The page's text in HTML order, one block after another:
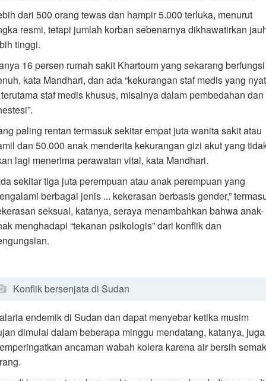
dari 500 orang tewas dan hampir 5.000 terluka, menurut
resmi, tetapi jumlah korban sebenarnya dikhawatirkan
tinggi.
16 persen rumah sakit Khartoum yang sekarang berfungsi
kata Mandhari, dan ada “kekurangan staf medis yang
staf medis khusus, misalnya dalam pembedahan dan
paling rentan termasuk sekitar empat juta wanita sakit atau
dan 50.000 anak menderita kekurangan gizi akut yang
lagi menerima perawatan vital, kata Mandhari.
sekitar tiga juta perempuan atau anak perempuan yang
berbagai jenis ... kekerasan berbasis gender,”
seksual, katanya, seraya menambahkan bahwa anak-
menghadapi “tekanan psikologis” dari konflik dan
Konflik bersenjata di Sudan
endemik di Sudan dan dapat menyebar ketika musim
dimulai dalam beberapa minggu mendatang, katanya, juga
ancaman wabah kolera karena air bersih